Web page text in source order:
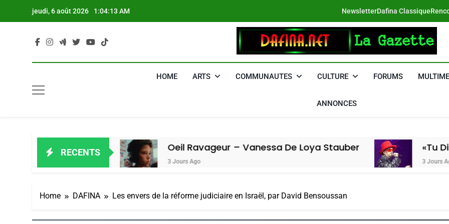
jeudi, 6 août 2026 1:04:14 AM NewsletterDafina Classique
DAFINA
HOME ARTS COMMUNAUTES CULTURE FORUMS
ANNONCES
RECENTS Oeil Ravageur – Vanessa De Loya Stauber
3 Jours Ago
«Tu Dis
3 Jours Ago
Home DAFINA Les envers de la réforme judiciaire en Israël, par David Bensoussan